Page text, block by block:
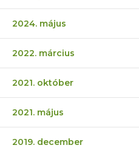
2024. május
2022. március
2021. október
2021. május
2019. december